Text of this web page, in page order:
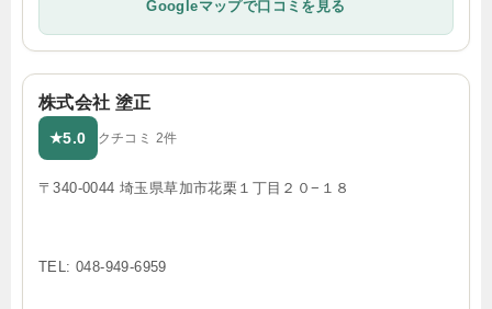
Googleマップで口コミを見る
株式会社 塗正
★5.0 クチコミ 2件
〒340-0044 埼玉県草加市花栗１丁目２０−１８
TEL: 048-949-6959